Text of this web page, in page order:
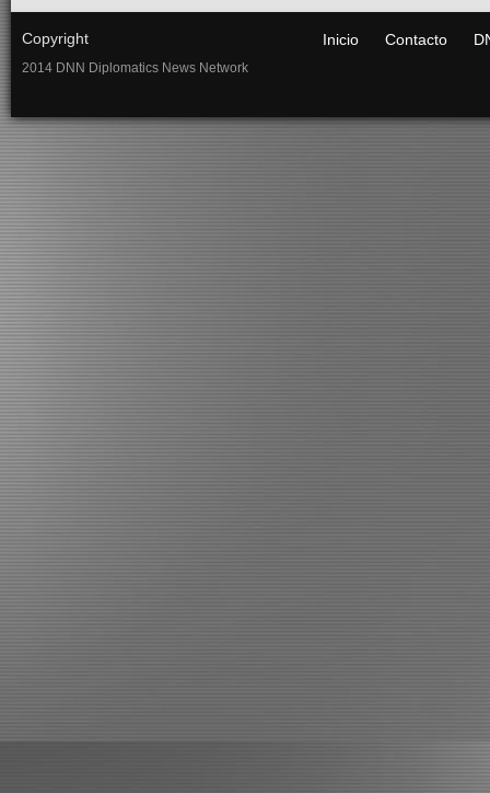
Copyright
2014 DNN Diplomatics News Network
Inicio Contacto